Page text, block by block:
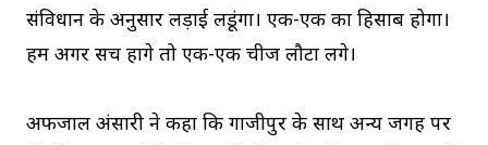
संविधान के अनुसार लड़ाई लडूंगा। एक-एक का हिसाब होगा।
हम अगर सच होंगे तो एक-एक चीज लौटा लेंगे।
अफजाल अंसारी ने कहा कि गाजीपुर के साथ अन्य जगह पर